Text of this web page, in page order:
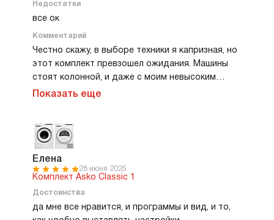
Недостатки
все ок
Комментарий
Честно скажу, в выборе техники я капризная, но
этот комплект превзошел ожидания. Машины
стоят колонной, и даже с моим невысоким
ростом пользоваться ими удобно. Особенно
вещи после цикла выглядят как новые. Очень
выручает экспресс-сушка — когда срочно
нужны готовые вещи. Барабан вместительный,
загрузка проходит быстро. Сигнал завершения
легко. И, конечно, техника смотрится как объект
современного дизайна, очень красивая.
Показать еще
Елена
28 июня 2025
Комплект Asko Classic 1
Достоинства
да мне все нравится, и программы и вид, и то,